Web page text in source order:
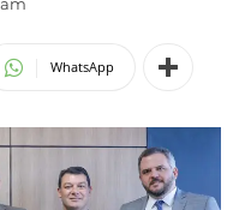
WhatsApp